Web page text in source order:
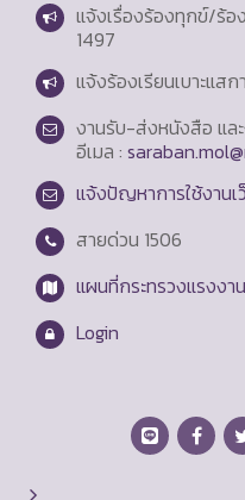
แจ้งเรื่องร้องทุกข์/ร้อ
1497
แจ้งร้องเรียนเบาะแส
งานรับ-ส่งหนังสือ แล
อีเมล :
แจ้งปัญหาการใช้งานเ
สายด่วน 1506
แผนที่กระทรวงแรงงาน
Login